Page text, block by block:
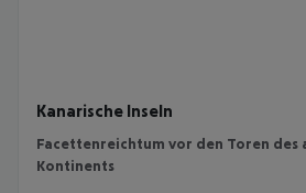
Kanarische Inseln
Facettenreichtum vor den Toren des
Kontinents